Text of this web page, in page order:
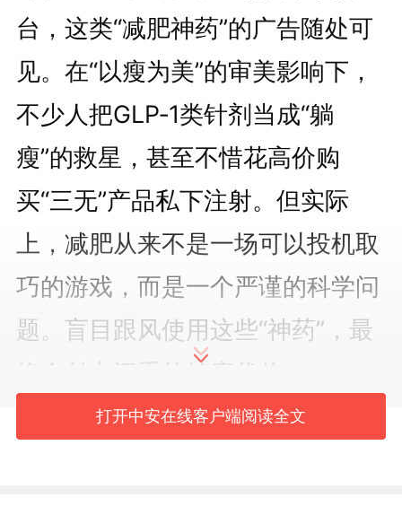
台，这类“减肥神药”的广告随处可
见。在“以瘦为美”的审美影响下，
不少人把GLP‑1类针剂当成“躺
瘦”的救星，甚至不惜花高价购
买“三无”产品私下注射。但实际
上，减肥从来不是一场可以投机取
巧的游戏，而是一个严谨的科学问
题。盲目跟风使用这些“神药”，最
终会付出沉重的健康代价。
打开中安在线客户端阅读全文